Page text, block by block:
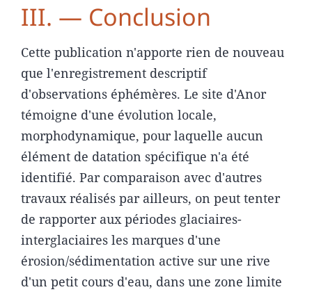
III. — Conclusion
Cette publication n'apporte rien de nouveau
que l'enregistrement descriptif
d'observations éphémères. Le site d'Anor
témoigne d'une évolution locale,
morphodynamique, pour laquelle aucun
élément de datation spécifique n'a été
identifié. Par comparaison avec d'autres
travaux réalisés par ailleurs, on peut tenter
de rapporter aux périodes glaciaires-
interglaciaires les marques d'une
érosion/sédimentation active sur une rive
d'un petit cours d'eau, dans une zone limite